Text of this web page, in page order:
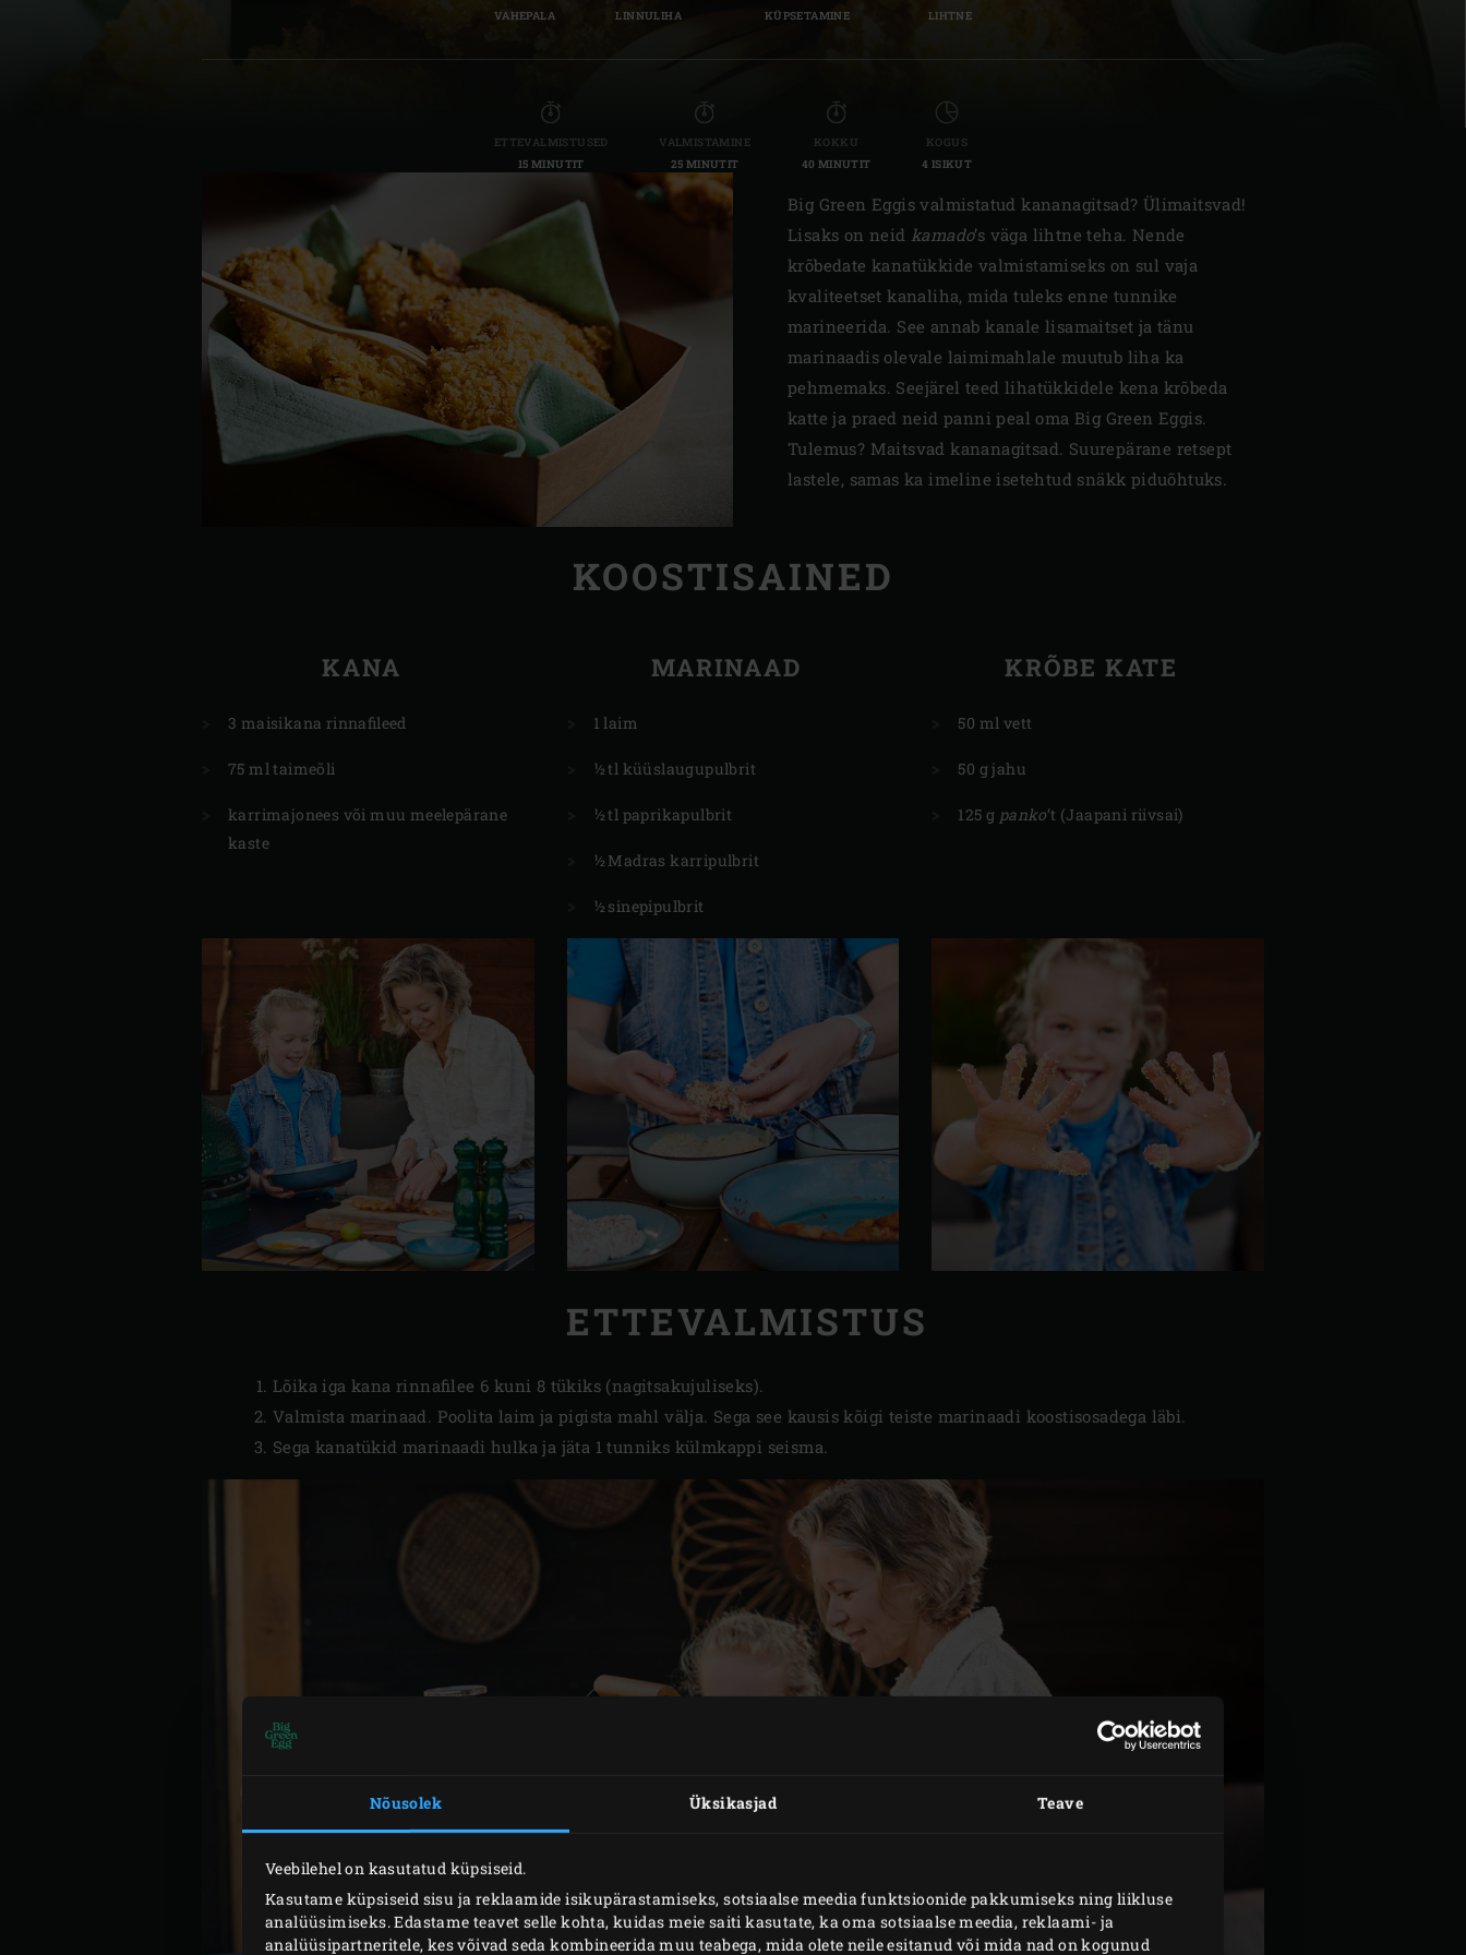
Nõusolek Üksikasjad Teave
Veebilehel on kasutatud küpsiseid.
Kasutame küpsiseid sisu ja reklaamide isikupärastamiseks, sotsiaalse meedia funktsioonide pakkumiseks ning liikluse
analüüsimiseks. Edastame teavet selle kohta, kuidas meie saiti kasutate, ka oma sotsiaalse meedia, reklaami- ja
analüüsipartneritele, kes võivad seda kombineerida muu teabega, mida olete neile esitanud või mida nad on kogunud
Germany | Deutschland
Greece | Ελλάδα
Hungary | Magyarország
Sweden | Sverige
Switzerland (French) | Schweiz (Français)
Switzerland | Schweiz
Turkey | Türkiye
VAHEPALA
LINNULIHA
KÜPSETAMINE
LIHTNE
ETTEVALMISTUSED
15 MINUTIT
VALMISTAMINE
25 MINUTIT
KOKKU
40 MINUTIT
KOGUS
4 ISIKUT
Big Green Eggis valmistatud kananagitsad? Ülimaitsvad!
Lisaks on neid kamado’s väga lihtne teha. Nende
krõbedate kanatükkide valmistamiseks on sul vaja
kvaliteetset kanaliha, mida tuleks enne tunnike
marineerida. See annab kanale lisamaitset ja tänu
marinaadis olevale laimimahlale muutub liha ka
pehmemaks. Seejärel teed lihatükkidele kena krõbeda
katte ja praed neid panni peal oma Big Green Eggis.
Tulemus? Maitsvad kananagitsad. Suurepärane retsept
lastele, samas ka imeline isetehtud snäkk piduõhtuks.
KOOSTISAINED
KANA
3 maisikana rinnafileed
75 ml taimeõli
karrimajonees või muu meelepärane
kaste
MARINAAD
1 laim
½ tl küüslaugupulbrit
½ tl paprikapulbrit
½ Madras karripulbrit
½ sinepipulbrit
KRÕBE KATE
50 ml vett
50 g jahu
125 g panko’t (Jaapani riivsai)
ETTEVALMISTUS
Lõika iga kana rinnafilee 6 kuni 8 tükiks (nagitsakujuliseks).
Valmista marinaad. Poolita laim ja pigista mahl välja. Sega see kausis kõigi teiste marinaadi koostisosadega läbi.
Sega kanatükid marinaadi hulka ja jäta 1 tunniks külmkappi seisma.